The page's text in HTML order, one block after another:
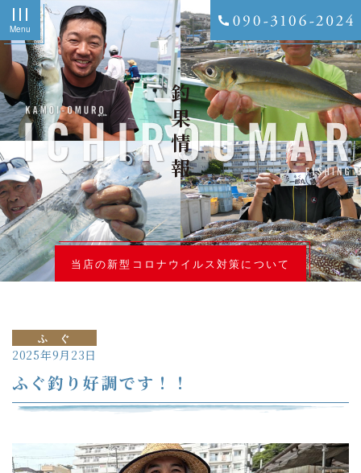
Menu
釣果情報
当店の新型コロナウイルス対策について
ふ ぐ
2025年9月23日
ふぐ釣り好調です！！